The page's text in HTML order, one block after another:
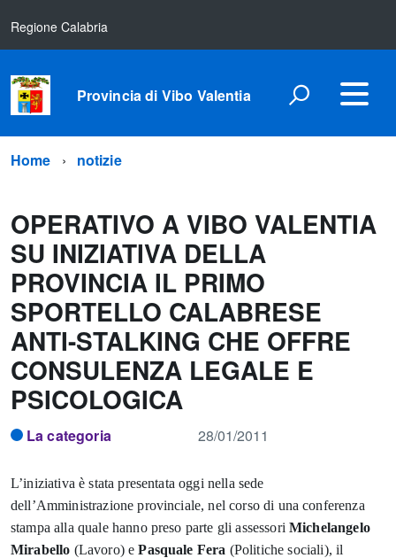
Regione Calabria
Provincia di Vibo Valentia
Home notizie
OPERATIVO A VIBO VALENTIA
SU INIZIATIVA DELLA
PROVINCIA IL PRIMO
SPORTELLO CALABRESE
ANTI-STALKING CHE OFFRE
CONSULENZA LEGALE E
PSICOLOGICA
La categoria 28/01/2011
L’iniziativa è stata presentata oggi nella sede
dell’Amministrazione provinciale, nel corso di una conferenza
stampa alla quale hanno preso parte gli assessoriMichelangelo
Mirabello (Lavoro) ePasquale Fera (Politiche sociali), il